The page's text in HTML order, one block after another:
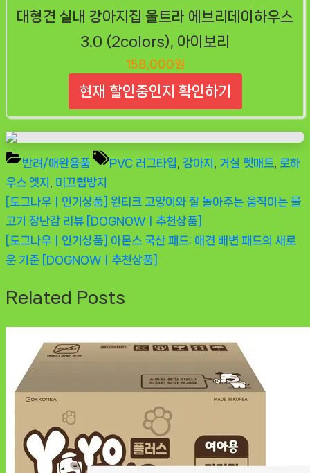
대형견 실내 강아지집 울트라 에브리데이하우스
3.0 (2colors), 아이보리
158,000원
현재 할인중인지 확인하기
반려/애완용품 Tags:
PVC 러그타입 강아지 거실 펫매트
로하
우스 엣지
미끄럼방지
글
탐
색
Previous
Post:
[도그나우ㅣ인기상품] 윈티크 고양이와 잘 놀아주는 움직이는 물
고기 장난감 리뷰 [DOGNOWㅣ추천상품]
Next
Post:
[도그나우ㅣ인기상품] 아몬스 국산 패드: 애견 배변 패드의 새로
운 기준 [DOGNOWㅣ추천상품]
Related Posts